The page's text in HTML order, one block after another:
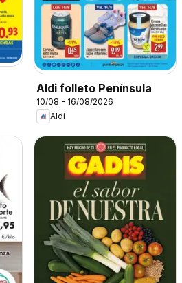
Aldi folleto Península
10/08 - 16/08/2026
Aldi